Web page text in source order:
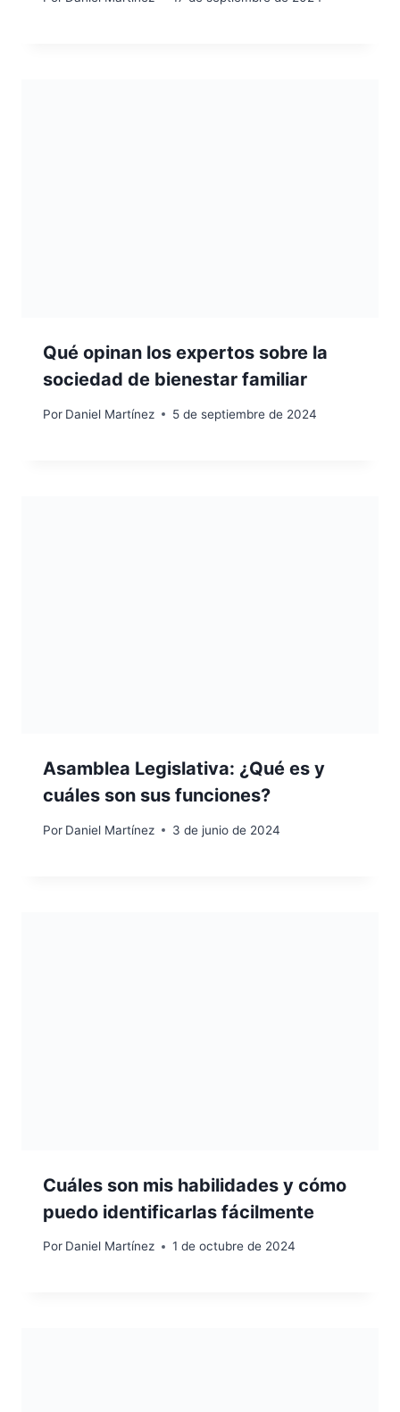
Qué opinan los expertos sobre la
sociedad de bienestar familiar
Por Daniel Martínez 5 de septiembre de 2024
Asamblea Legislativa: ¿Qué es y
cuáles son sus funciones?
Por Daniel Martínez 3 de junio de 2024
Cuáles son mis habilidades y cómo
puedo identificarlas fácilmente
Por Daniel Martínez 1 de octubre de 2024